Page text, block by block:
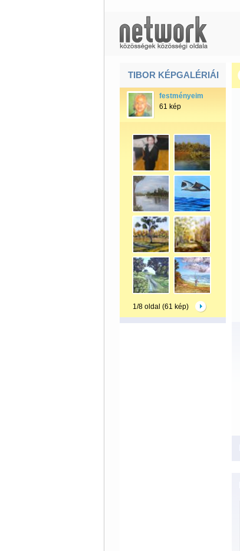
TIBOR KÉPGALÉRIÁI
festményeim
61 kép
1/8 oldal (61 kép)